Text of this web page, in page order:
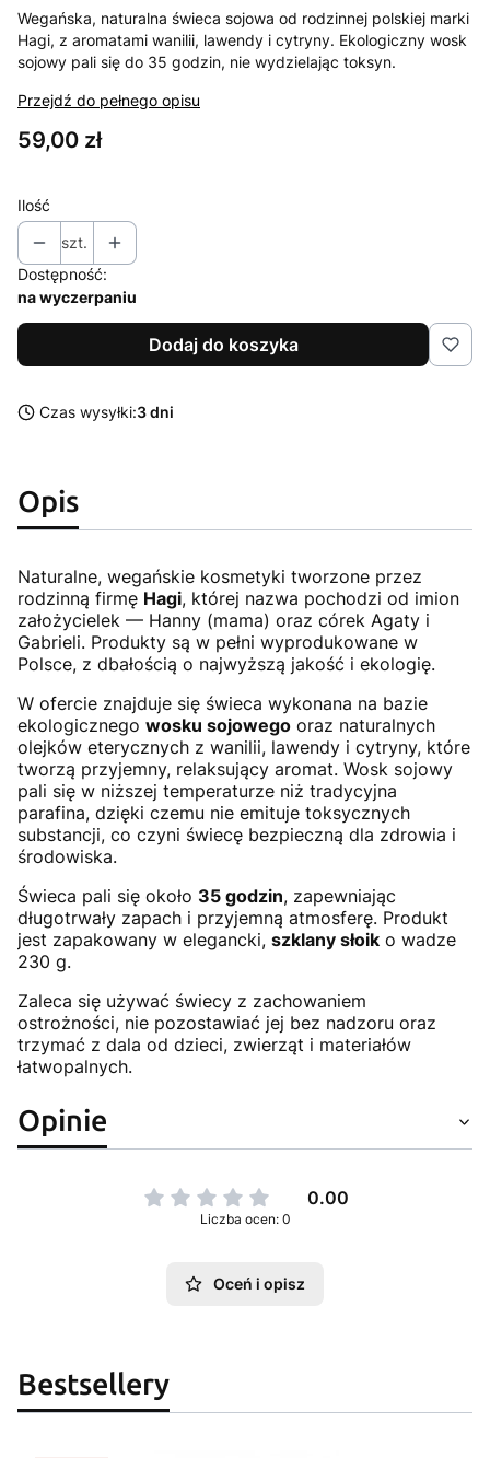
Wegańska, naturalna świeca sojowa od rodzinnej polskiej marki
Hagi, z aromatami wanilii, lawendy i cytryny. Ekologiczny wosk
sojowy pali się do 35 godzin, nie wydzielając toksyn.
Przejdź do pełnego opisu
Cena
59,00 zł
Ilość
szt.
Dostępność:
na wyczerpaniu
Dodaj do koszyka
Czas wysyłki:3 dni
Opis
Naturalne, wegańskie kosmetyki tworzone przez
rodzinną firmę Hagi, której nazwa pochodzi od imion
założycielek — Hanny (mama) oraz córek Agaty i
Gabrieli. Produkty są w pełni wyprodukowane w
Polsce, z dbałością o najwyższą jakość i ekologię.
W ofercie znajduje się świeca wykonana na bazie
ekologicznego wosku sojowego oraz naturalnych
olejków eterycznych z wanilii, lawendy i cytryny, które
tworzą przyjemny, relaksujący aromat. Wosk sojowy
pali się w niższej temperaturze niż tradycyjna
parafina, dzięki czemu nie emituje toksycznych
substancji, co czyni świecę bezpieczną dla zdrowia i
środowiska.
Świeca pali się około 35 godzin, zapewniając
długotrwały zapach i przyjemną atmosferę. Produkt
jest zapakowany w elegancki, szklany słoik o wadze
230 g.
Zaleca się używać świecy z zachowaniem
ostrożności, nie pozostawiać jej bez nadzoru oraz
trzymać z dala od dzieci, zwierząt i materiałów
łatwopalnych.
Opinie
0.00
Liczba ocen: 0
Oceń i opisz
Bestsellery